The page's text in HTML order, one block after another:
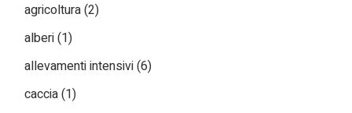
agricoltura(2)
alberi(1)
allevamenti intensivi(6)
caccia(1)